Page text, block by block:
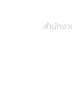
สำนักง